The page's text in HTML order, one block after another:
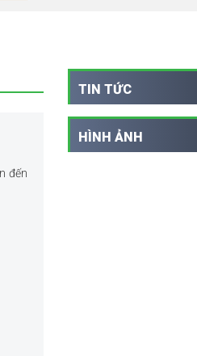
đến
TIN TỨC
HÌNH ẢNH